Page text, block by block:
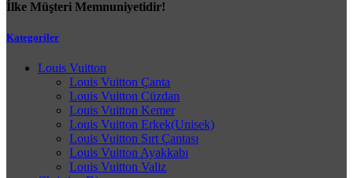
İlke Müşteri Memnuniyetidir!
Kategoriler
Louis Vuitton
Louis Vuitton Çanta
Louis Vuitton Cüzdan
Louis Vuitton Kemer
Louis Vuitton Erkek(Unisek)
Louis Vuitton Sırt Çantası
Louis Vuitton Ayakkabı
Louis Vuitton Valiz